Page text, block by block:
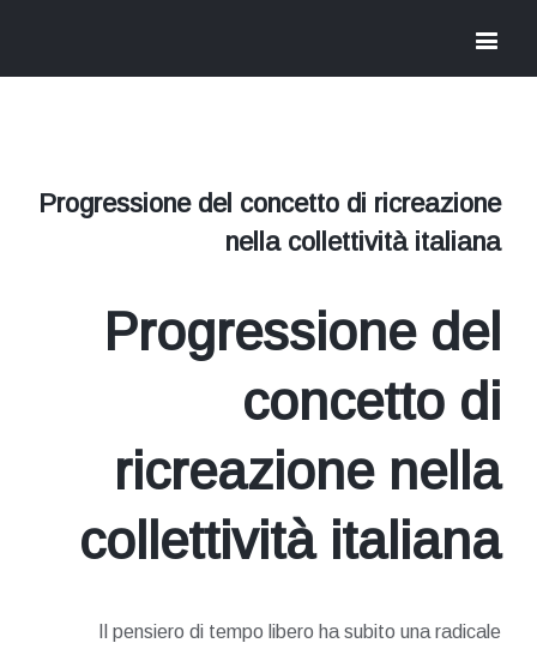
Progressione del concetto di ricreazione
nella collettività italiana
Progressione del
concetto di
ricreazione nella
collettività italiana
Il pensiero di tempo libero ha subito una radicale